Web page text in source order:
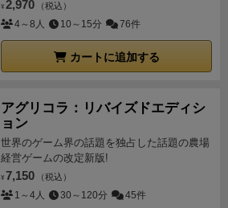
¥ 2,970 （税込）
4～8人 10～15分 76件
カートに追加する
アグリコラ：リバイズドエディシ
ョン
世界のゲーム界の話題を独占した話題の農場
経営ゲームの改定新版!
¥ 7,150 （税込）
1～4人 30～120分 45件